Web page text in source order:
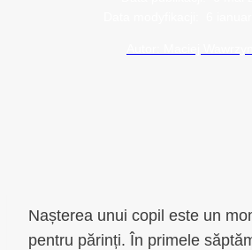
Nașterea unui copil este un
pentru părinți. În primele